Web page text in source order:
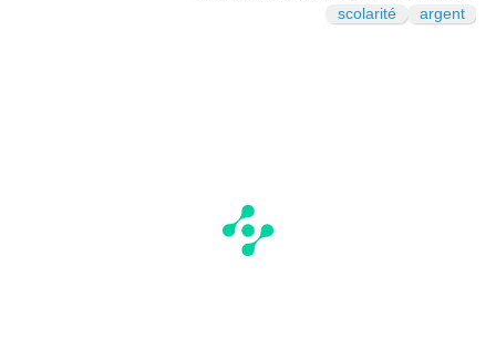
scolarité
argent